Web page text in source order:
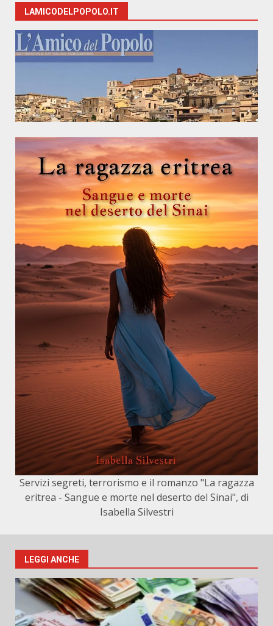
LAMICODELPOPOLO.IT
Servizi segreti, terrorismo e il romanzo "La ragazza
eritrea - Sangue e morte nel deserto del Sinai", di
Isabella Silvestri
LEGGI ANCHE